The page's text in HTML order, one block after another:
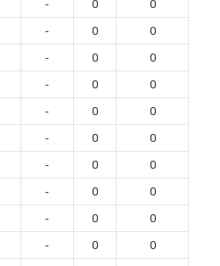
- 0
0
- 0
0
- 0
0
- 0
0
- 0
0
- 0
0
- 0
0
- 0
0
- 0
0
- 0
0